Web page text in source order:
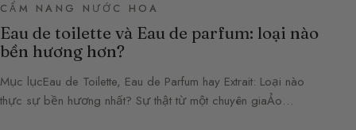
CẨM NANG NƯỚC HOA
Eau de toilette và Eau de parfum: loại nào
bền hương hơn?
Mục lụcEau de Toilette, Eau de Parfum hay Extrait: Loại nào
thực sự bền hương nhất? Sự thật từ một chuyên giaẢo…